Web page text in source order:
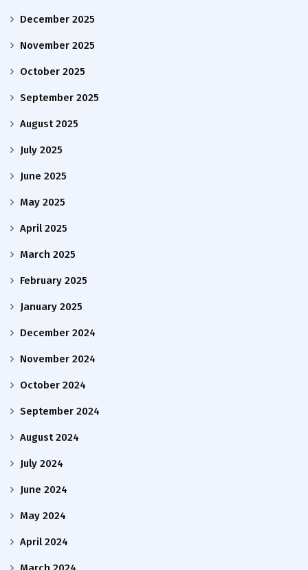
December 2025
November 2025
October 2025
September 2025
August 2025
July 2025
June 2025
May 2025
April 2025
March 2025
February 2025
January 2025
December 2024
November 2024
October 2024
September 2024
August 2024
July 2024
June 2024
May 2024
April 2024